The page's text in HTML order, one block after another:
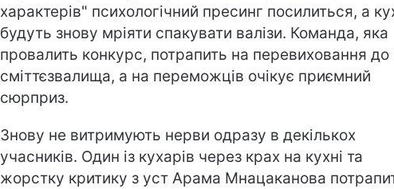
характерів" психологічний пресинг посилиться, а
будуть знову мріяти спакувати валізи. Команда, яка
провалить конкурс, потрапить на перевиховання до
сміттєзвалища, а на переможців очікує приємний
сюрприз.
Знову не витримують нерви одразу в декількох
учасників. Один із кухарів через крах на кухні та
жорстку критику з уст Арама Мнацаканова